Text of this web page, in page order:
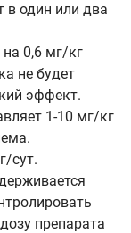
в один или два
0,6 мг/кг
не будет
эффект.
1-10 мг/кг
сут.
препарата